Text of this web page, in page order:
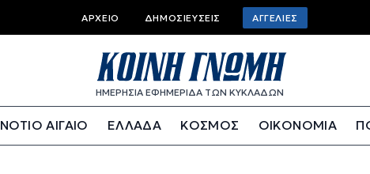
Top bar menu
ΑΡΧΕΊΟ ΔΗΜΟΣΙΕΎΣΕΙΣ ΑΓΓΕΛΊΕΣ
ΗΜΕΡΗΣΙΑ ΕΦΗΜΕΡΙΔΑ ΤΩΝ ΚΥΚΛΑΔΩΝ
ΝΟΤΙΟ ΑΙΓΑΙΟ ΕΛΛΑΔΑ ΚΟΣΜΟΣ ΟΙΚΟΝΟΜΙΑ